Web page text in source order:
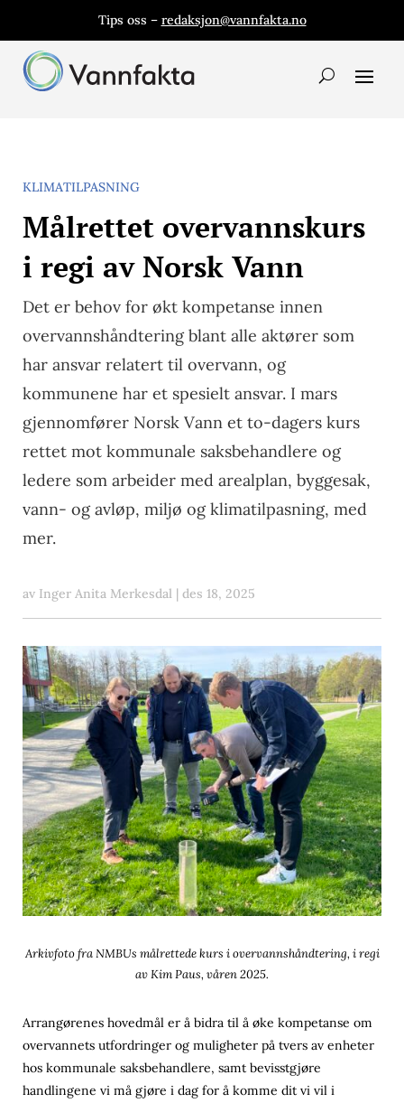
Tips oss – redaksjon@vannfakta.no
KLIMATILPASNING
Målrettet overvannskurs
i regi av Norsk Vann
Det er behov for økt kompetanse innen
overvannshåndtering blant alle aktører som
har ansvar relatert til overvann, og
kommunene har et spesielt ansvar. I mars
gjennomfører Norsk Vann et to-dagers kurs
rettet mot kommunale saksbehandlere og
ledere som arbeider med arealplan, byggesak,
vann- og avløp, miljø og klimatilpasning, med
mer.
av Inger Anita Merkesdal | des 18, 2025
Arkivfoto fra NMBUs målrettede kurs i overvannshåndtering, i regi
av Kim Paus, våren 2025.
Arrangørenes hovedmål er å bidra til å øke kompetanse om
overvannets utfordringer og muligheter på tvers av enheter
hos kommunale saksbehandlere, samt bevisstgjøre
handlingene vi må gjøre i dag for å komme dit vi vil i